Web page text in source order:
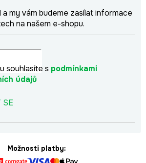
my vám budeme zasílat informace
na našem e-shopu.
souhlasíte s podmínkami
údajů
SE
Možnosti platby: